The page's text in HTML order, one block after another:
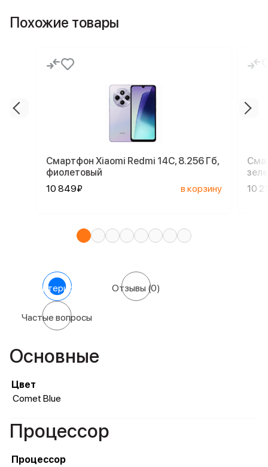
Похожие товары
Смартфон Xiaomi Redmi 14C, 8.256 Гб,
фиолетовый
10 849₽
в корзину
10
Характеристики Отзывы (0)
Частые вопросы
Основные
Цвет
Comet Blue
Процессор
Процессор